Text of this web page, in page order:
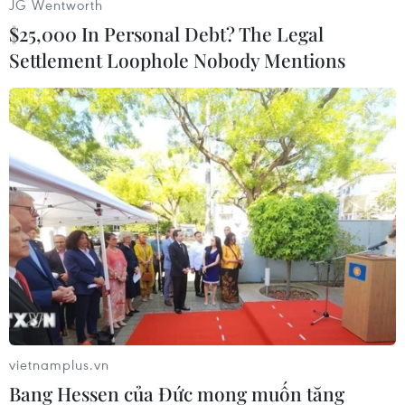
#Hàn Quốc #Triều Tiên #Viện trợ
#Lương thực
#Giám sát
Hàn Quốc Triều Tiên
Theo dõi VietnamPlus
JG Wentworth
$25,000 In Personal Debt? The Legal
Settlement Loophole Nobody Mentions
vietnamplus.vn
Bang Hessen của Đức mong muốn tăng